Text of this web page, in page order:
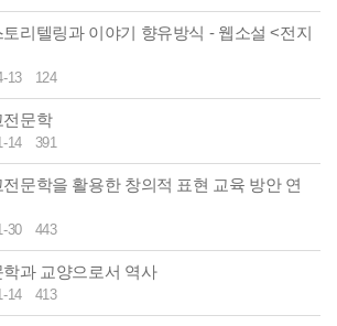
리텔링과 이야기 향유방식 - 웹소설 <전지
13 124
전문학
14 391
문학을 활용한 창의적 표현 교육 방안 연
30 443
과 교양으로서 역사
14 413